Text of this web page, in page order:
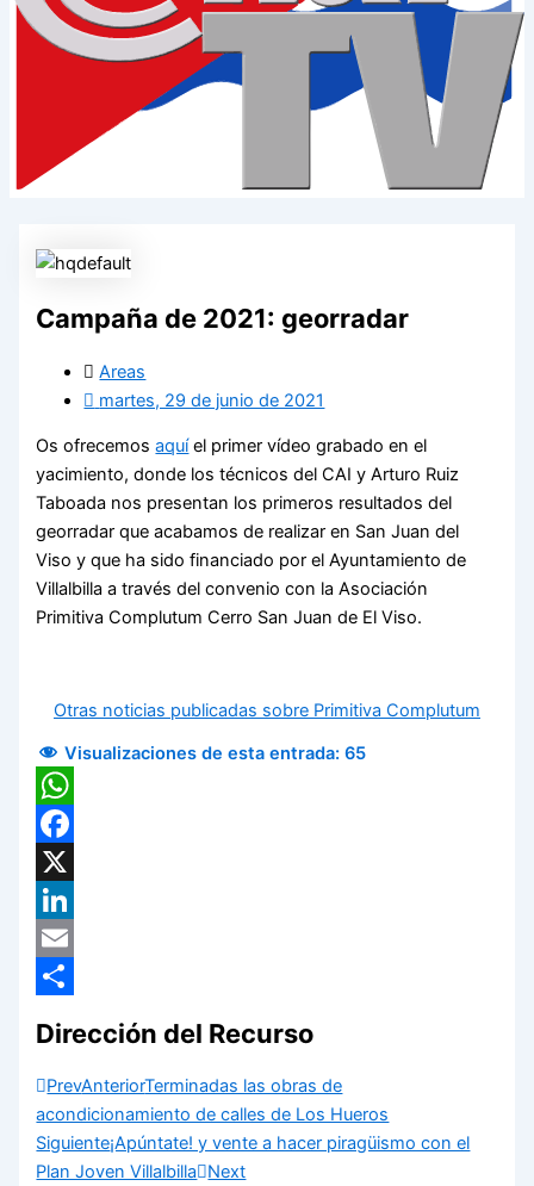
Campaña de 2021: georradar
Areas
martes, 29 de junio de 2021
Os ofrecemosaquíel primer vídeo grabado en el
yacimiento, donde los técnicos del CAI y Arturo Ruiz
Taboada nos presentan los primeros resultados del
georradar que acabamos de realizar en San Juan del
Viso y que ha sido financiado por el Ayuntamiento de
Villalbilla a través del convenio con la Asociación
Primitiva Complutum Cerro San Juan de El Viso.
Otras noticias publicadas sobre Primitiva Complutum
Visualizaciones de esta entrada: 65
WhatsApp
Facebook
X
LinkedIn
Email
Dirección del Recurso
PrevAnteriorTerminadas las obras de
acondicionamiento de calles de Los Hueros
Siguiente¡Apúntate! y vente a hacer piragüismo con el
Plan Joven Villalbilla
Next